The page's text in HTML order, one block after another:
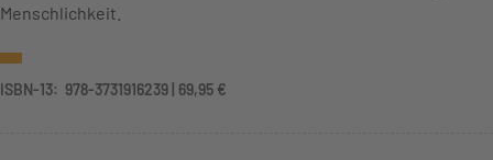
Menschlichkeit.
ISBN-13: ‎ 978-3731916239 | 69,95 €